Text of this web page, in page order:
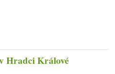
Hradci Králové